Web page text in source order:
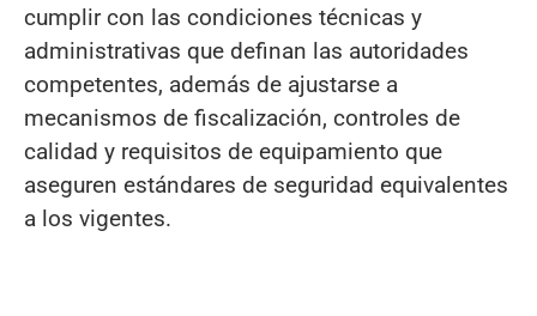
cumplir con las condiciones técnicas y
administrativas que definan las autoridades
competentes, además de ajustarse a
mecanismos de fiscalización, controles de
calidad y requisitos de equipamiento que
aseguren estándares de seguridad equivalentes
a los vigentes.